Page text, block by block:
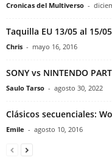
Cronicas del Multiverso -
Taquilla EU 13/05 al 15/05
Chris - mayo 16, 2016
SONY vs NINTENDO
Saulo Tarso - agosto 30, 2022
Clásicos secuenciales:
Emile - agosto 10, 2016